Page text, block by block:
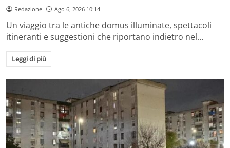
Redazione Ago 6, 2026 10:14
Un viaggio tra le antiche domus illuminate, spettacoli
itineranti e suggestioni che riportano indietro nel…
Leggi di più